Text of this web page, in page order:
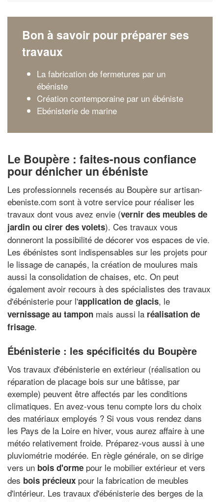
Bon à savoir pour préparer ses
travaux
La fabrication de fermetures par un
ébéniste
Création contemporaine par un ébéniste
Ebénisterie de marine
Le Boupère : faites-nous confiance
pour dénicher un ébéniste
Les professionnels recensés au Boupère sur artisan-
ebeniste.com sont à votre service pour réaliser les
travaux dont vous avez envie (vernir des meubles de
jardin ou cirer des volets). Ces travaux vous
donneront la possibilité de décorer vos espaces de vie.
Les ébénistes sont indispensables sur les projets pour
le lissage de canapés, la création de moulures mais
aussi la consolidation de chaises, etc. On peut
également avoir recours à des spécialistes des travaux
d'ébénisterie pour l'application de glacis, le
vernissage au tampon mais aussi la réalisation de
frisage.
Ébénisterie : les spécificités du Boupère
Vos travaux d'ébénisterie en extérieur (réalisation ou
réparation de placage bois sur une bâtisse, par
exemple) peuvent être affectés par les conditions
climatiques. En avez-vous tenu compte lors du choix
des matériaux employés ? Si vous vous rendez dans
les Pays de la Loire en hiver, vous aurez affaire à une
météo relativement froide. Préparez-vous aussi à une
pluviométrie modérée. En règle générale, on se dirige
vers un bois d'orme pour le mobilier extérieur et vers
des bois précieux pour la fabrication de meubles
d'intérieur. Les travaux d'ébénisterie des berges de la